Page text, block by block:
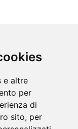
e altre
per
di
sito, per